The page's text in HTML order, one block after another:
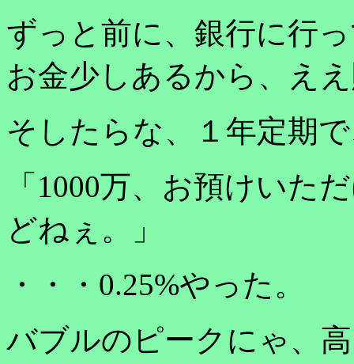
ずっと前に、銀行に行
お金少しあるから、え
そしたらな、１年定期
「1000万、お預けいた
どねぇ。」
・・・0.25%やった。
バブルのピークにゃ、